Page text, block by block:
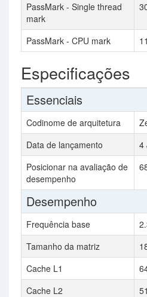
PassMark - Single thread
mark
PassMark - CPU mark
Especificações
Essenciais
Codinome de arquitetura
Data de lançamento
4
Posicionar na avaliação de
desempenho
Desempenho
Frequência base
Tamanho da matriz
Cache L1
Cache L2